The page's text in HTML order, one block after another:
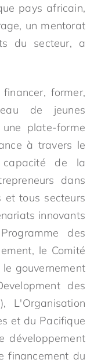
pays africain,
un mentorat
du secteur, a
former,
de jeunes
plate-forme
à travers le
capacité de la
dans
et tous secteurs
innovants
des
le Comité
gouvernement
des
L'Organisation
et du Pacifique
développement
financement du